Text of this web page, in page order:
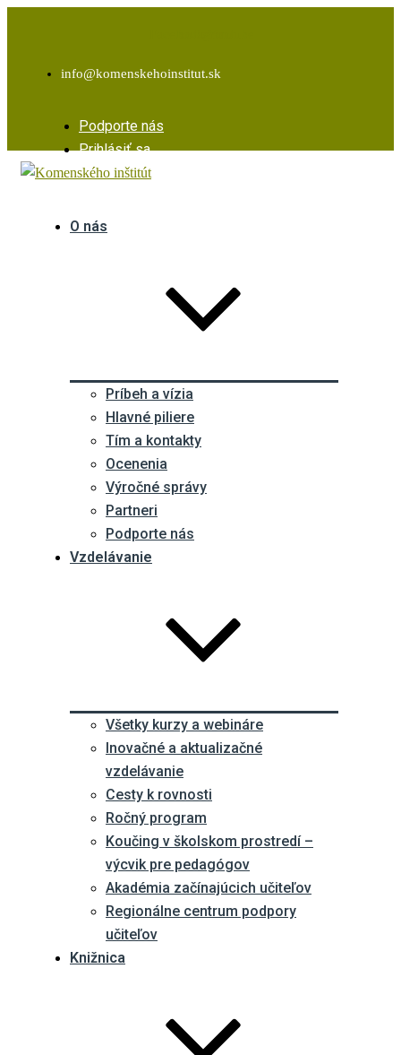
info@komenskehoinstitut.sk
Podporte nás
Prihlásiť sa
O nás
Príbeh a vízia
Hlavné piliere
Tím a kontakty
Ocenenia
Výročné správy
Partneri
Podporte nás
Vzdelávanie
Všetky kurzy a webináre
Inovačné a aktualizačné
vzdelávanie
Cesty k rovnosti
Ročný program
Koučing v školskom prostredí –
výcvik pre pedagógov
Akadémia začínajúcich učiteľov
Regionálne centrum podpory
učiteľov
Knižnica